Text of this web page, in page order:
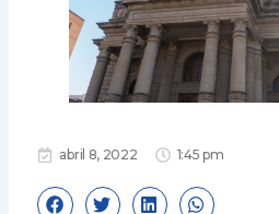
abril 8, 2022 1:45 pm